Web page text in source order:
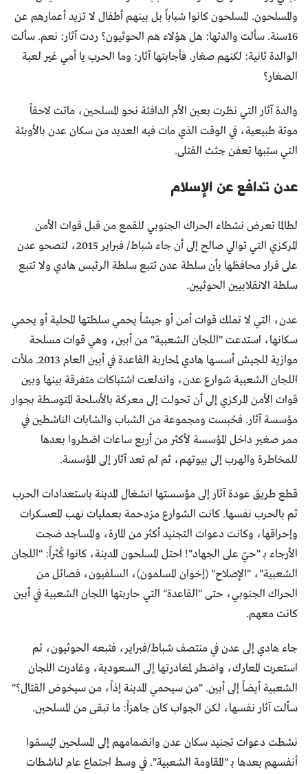
والمسلحون. المسلحون كانوا شباباً بل بينهم أطفال لا تزيد أعمارهم عن
16سنة. سألت والدتها: هل هؤلاء هم الحوثيون؟ ردت آثار: نعم. سألت
الوالدة ثانية: لكنهم صغار. فأجابتها آثار: وما الحرب يا أمي غير لعبة
الصغار؟
والدة آثار التي نظرت بعين الأم الدافئة نحو المسلحين، ماتت لاحقاً
موتة طبيعية، في الوقت الذي مات فيه العديد من سكان عدن بالأوبئة
التي سبّبها تعفن جثث القتلى.
عدن تدافع عن الإسلام
لطالما تعرض نشطاء الحراك الجنوبي للقمع من قبل قوات الأمن
المركزي التي توالي صالح إلى أن جاء شباط/ فبراير 2015، لتصحو عدن
على قرار محافظها بأن سلطة عدن تتبع سلطة الرئيس هادي ولا تتبع
سلطة الانقلابيين الحوثيين.
عدن، التي لا تملك قوات أمن أو جيشاً يحمي سلطتها المحلية أو يحمي
سكانها، استدعت "اللجان الشعبية" من أبين، وهي قوات مسلحة
موازية للجيش أسسها هادي لمحاربة القاعدة في أبين العام 2013. ملأت
اللجان الشعبية شوارع عدن، واندلعت اشتباكات متفرقة بينها وبين
قوات الأمن المركزي إلى أن تحولت إلى معركة بالأسلحة المتوسطة بجوار
مؤسسة آثار. فحُبست ومجموعة من الشباب والشابات الناشطين في
ممر صغير داخل المؤسسة لأكثر من أربع ساعات اضطروا بعدها
للمخاطرة والهرب إلى بيوتهم، ثم لم تعد آثار إلى المؤسسة.
قطع طريق عودة آثار إلى مؤسستها انشغال المدينة باستعدادات الحرب
ثم بالحرب نفسها. كانت الشوارع مزدحمة بعمليات نهب المعسكرات
وإحراقها، وكانت دعوات التجنيد أكثر من المارة، والمساجد ضجت
الأرجاء بـ "حيّ على الجهاد"! احتل المسلحون المدينة، كانوا كُثراً: "اللجان
الشعبية"، "الإصلاح" (إخوان المسلمون)، السلفيون، فصائل من
الحراك الجنوبي، حتى "القاعدة" التي حاربتها اللجان الشعبية في أبين
كانت معهم.
جاء هادي إلى عدن في منتصف شباط/فبراير، فتبعه الحوثيون، ثم
استعرت المعارك، واضطر لمغادرتها إلى السعودية، وغادرت اللجان
الشعبية أيضاً إلى أبين. "من سيحمي المدينة إذاً، من سيخوض القتال؟"
سألت آثار نفسها، لكن الجواب كان جاهزاً: ما تبقى من المسلحين.
نشطت دعوات تجنيد سكان عدن وانضمامهم إلى المسلحين ليُسمّوا
أنفسهم بعدها بـ "المقاومة الشعبية". في وسط اجتماع عام لناشطات